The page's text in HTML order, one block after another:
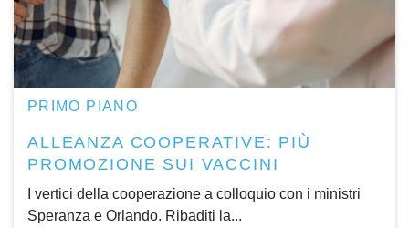
PRIMO PIANO
ALLEANZA COOPERATIVE: PIÙ
PROMOZIONE SUI VACCINI
I vertici della cooperazione a colloquio con i ministri
Speranza e Orlando. Ribaditi la...